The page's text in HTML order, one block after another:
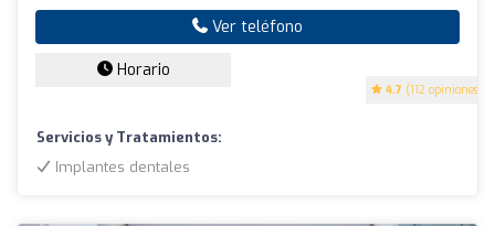
4.7 (112 opiniones)
Ver teléfono
Horario
Servicios y Tratamientos:
Implantes dentales